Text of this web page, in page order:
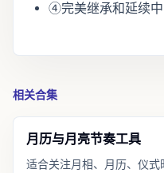
④完美继承和延续中
相关合集
月历与月亮节奏工具
适合关注月相、月历、仪式